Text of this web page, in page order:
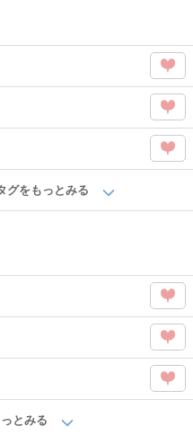
この
タグ
を
Like
この
タグ
Like
この
グをもっとみる
この
タグ
を
Like
この
タグ
この
とみる